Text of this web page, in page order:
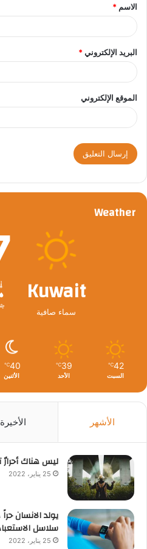
الاسم *
البريد الإلكتروني*
الموقع الإلكتروني
Weather
Kuwait
سماء صافية
42
℃
السبت
39
℃
الأحد
40
℃
الأثنين
الأشهر الأخيرة
ليس هناك أحرارٌ
25 يناير، 2022
يولد الانسان
سلاسل
25 يناير، 2022